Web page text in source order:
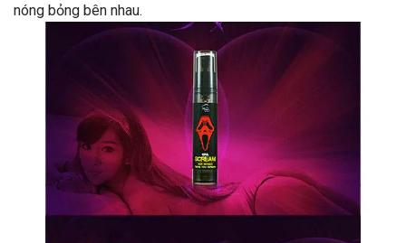
nóng bỏng bên nhau.